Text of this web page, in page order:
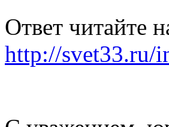
Ответ читайте
http://svet33.ru/